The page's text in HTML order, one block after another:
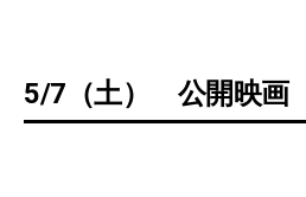
5/7（土） 公開映画